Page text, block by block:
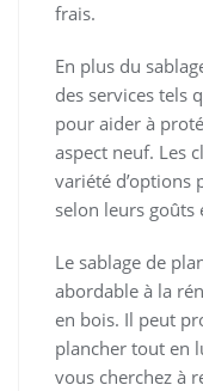
frais.
En plus du
des services tels
pour aider à
aspect neuf. Les
variété d’options
selon leurs goûts
Le sablage de
abordable à la
en bois. Il peut
plancher tout en
vous cherchez à